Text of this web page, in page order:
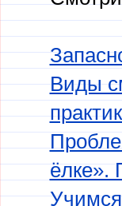
Виды
ёлке».